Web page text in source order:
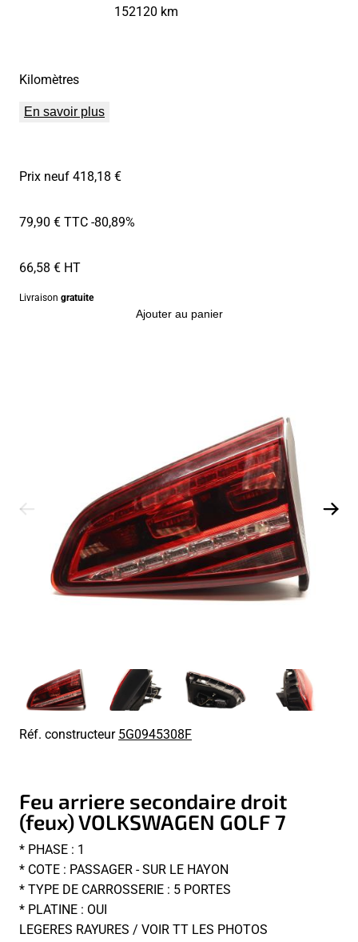
Kilomètres
152120 km
En savoir plus
Prix neuf 418,18 €
79,90 € TTC-80,89%
66,58 € HT
Livraison gratuite
Ajouter au panier
Réf. constructeur5G0945308F
Feu arriere secondaire droit
(feux) VOLKSWAGEN GOLF 7
* PHASE : 1
* COTE : PASSAGER - SUR LE HAYON
* TYPE DE CARROSSERIE : 5 PORTES
* PLATINE : OUI
LEGERES RAYURES / VOIR TT LES PHOTOS